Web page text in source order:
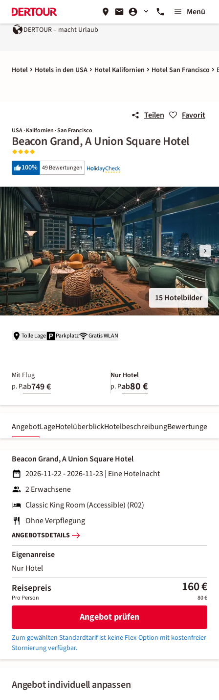
Menü
DERTOUR – macht Urlaub
Hotel Hotels in den USA Hotel Kalifornien Hotel San Francisco
Teilen Favorit
USA · Kalifornien · San Francisco
Beacon Grand, A Union Square Hotel
100% 49 Bewertungen
15 Hotelbilder
Tolle Lage Parkplatz Gratis WLAN
Mit Flug
p. P.ab749 €
Nur Hotel
p. P.ab80 €
AngebotLageHotelüberblickHotelbeschreibungBewertungen
Angebot individuell anpassen
Beacon Grand, A Union Square Hotel
2026-11-22 - 2026-11-23 | Eine Hotelnacht
2 Erwachsene
Classic King Room (Accessible) (R02)
Ohne Verpflegung
ANGEBOTSDETAILS
Eigenanreise
Nur Hotel
Reisepreis 160 €
Pro Person 80 €
Angebot prüfen
Zum gewählten Standardtarif ist keine Flex-Option mit kostenfreier
Stornierung verfügbar.